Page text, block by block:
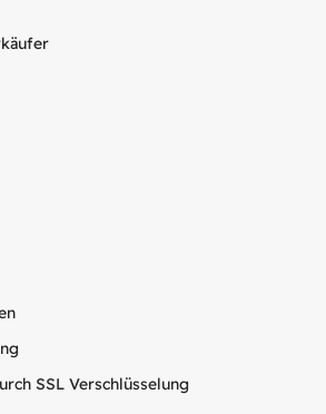
SSL Verschlüsselung